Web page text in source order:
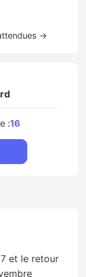
→
:16
et le retour